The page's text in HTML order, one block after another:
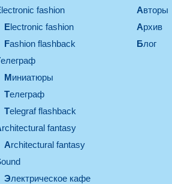
electronic fashion
electronic fashion
Fashion flashback
телеграф
миниатюры
телеграф
Telegraf flashback
architectural fantasy
architectural fantasy
sound
электрическое кафе
Авторы
Архив
Блог